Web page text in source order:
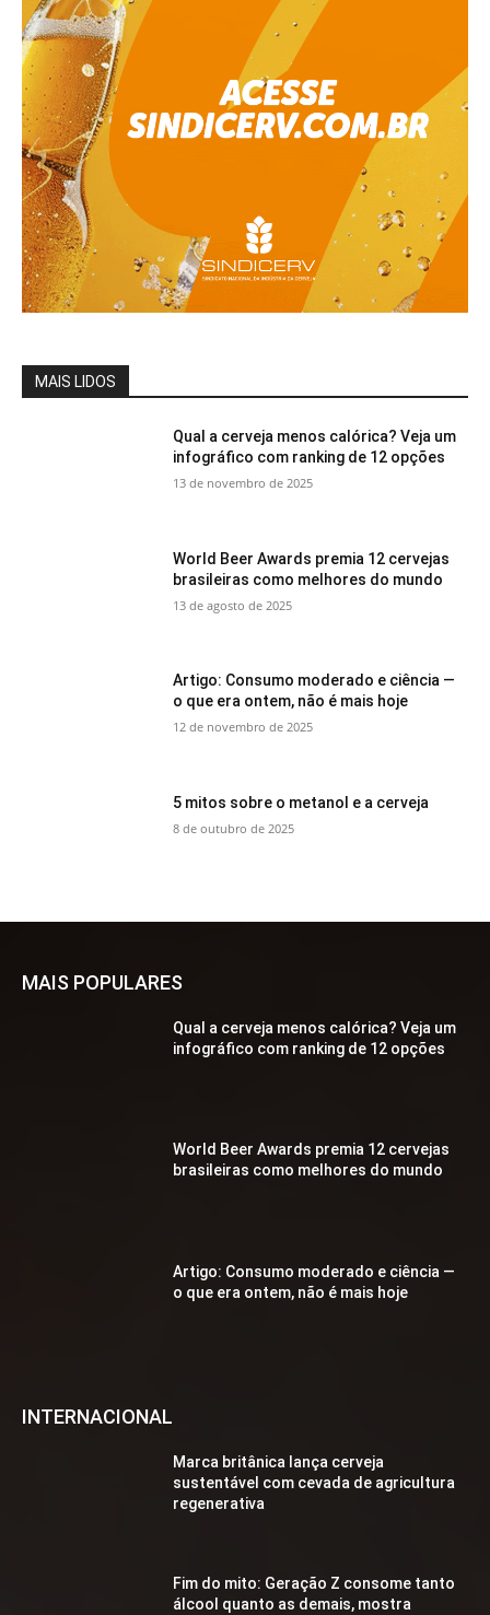
MAIS LIDOS
Qual a cerveja menos calórica? Veja um
infográfico com ranking de 12 opções
13 de novembro de 2025
World Beer Awards premia 12 cervejas
brasileiras como melhores do mundo
13 de agosto de 2025
Artigo: Consumo moderado e ciência —
o que era ontem, não é mais hoje
12 de novembro de 2025
5 mitos sobre o metanol e a cerveja
8 de outubro de 2025
MAIS POPULARES
Qual a cerveja menos calórica? Veja um
infográfico com ranking de 12 opções
World Beer Awards premia 12 cervejas
brasileiras como melhores do mundo
Artigo: Consumo moderado e ciência —
o que era ontem, não é mais hoje
INTERNACIONAL
Marca britânica lança cerveja
sustentável com cevada de agricultura
regenerativa
Fim do mito: Geração Z consome tanto
álcool quanto as demais, mostra